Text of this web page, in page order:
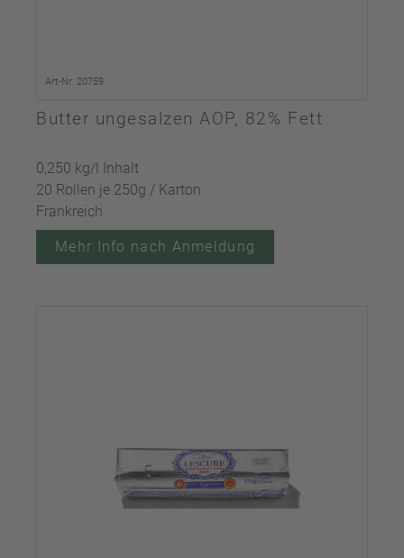
Art-Nr. 20759
Butter ungesalzen AOP, 82% Fett
0,250 kg/l Inhalt
20 Rollen je 250g / Karton
Frankreich
Mehr Info nach Anmeldung